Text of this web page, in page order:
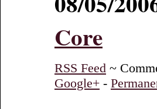
Core
RSS Feed ~
Google+ -